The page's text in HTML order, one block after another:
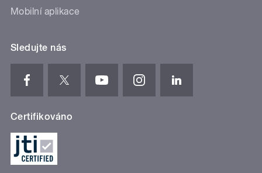
Mobilní aplikace
Sledujte nás
Certifikováno